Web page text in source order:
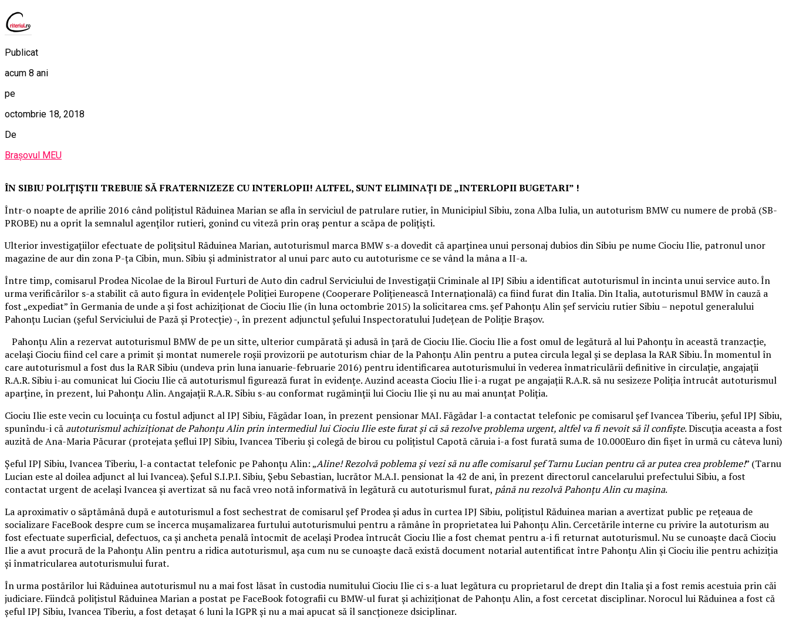
Publicat
acum 8 ani
pe
octombrie 18, 2018
De
Brașovul MEU
ÎN SIBIU POLIȚIȘTII TREBUIE SĂ FRATERNIZEZE CU INTERLOPII! ALTFEL, SUNT ELIMINAȚI DE „INTERLOPII BUGETARI” !
Într-o noapte de aprilie 2016 când polițistul Răduinea Marian se afla în serviciul de patrulare rutier, în Municipiul Sibiu, zona Alba Iulia, un autoturism BMW cu numere de probă (SB-
PROBE) nu a oprit la semnalul agenților rutieri, gonind cu viteză prin oraș pentur a scăpa de polițiști.
Ulterior investigațiilor efectuate de polițsitul Răduinea Marian, autoturismul marca BMW s-a dovedit că aparținea unui personaj dubios din Sibiu pe nume Ciociu Ilie, patronul unor
magazine de aur din zona P-ța Cibin, mun. Sibiu și administrator al unui parc auto cu autoturisme ce se vând la mâna a II-a.
Între timp, comisarul Prodea Nicolae de la Biroul Furturi de Auto din cadrul Serviciului de Investigații Criminale al IPJ Sibiu a identificat autoturismul în incinta unui service auto. În
urma verificărilor s-a stabilit că auto figura în evidențele Poliției Europene (Cooperare Polițienească Internațională) ca fiind furat din Italia. Din Italia, autoturismul BMW în cauză a
fost „expediat” în Germania de unde a și fost achiziționat de Ciociu Ilie (în luna octombrie 2015) la solicitarea cms. șef Pahonțu Alin șef serviciu rutier Sibiu – nepotul generalului
Pahonțu Lucian (șeful Serviciului de Pază și Protecție) -, în prezent adjunctul șefului Inspectoratului Județean de Poliție Brașov.
Pahonțu Alin a rezervat autoturismul BMW de pe un sitte, ulterior cumpărată și adusă în țară de Ciociu Ilie. Ciociu Ilie a fost omul de legătură al lui Pahonțu în această tranzacție,
același Ciociu fiind cel care a primit și montat numerele roșii provizorii pe autoturism chiar de la Pahonțu Alin pentru a putea circula legal și se deplasa la RAR Sibiu. În momentul în
care autoturismul a fost dus la RAR Sibiu (undeva prin luna ianuarie-februarie 2016) pentru identificarea autoturismului în vederea înmatriculării definitive în circulație, angajații
R.A.R. Sibiu i-au comunicat lui Ciociu Ilie că autoturismul figurează furat în evidențe. Auzind aceasta Ciociu Ilie i-a rugat pe angajații R.A.R. să nu sesizeze Poliția întrucât autoturismul
aparține, în prezent, lui Pahonțu Alin. Angajații R.A.R. Sibiu s-au conformat rugăminții lui Ciociu Ilie și nu au mai anunțat Poliția.
Ciociu Ilie este vecin cu locuința cu fostul adjunct al IPJ Sibiu, Făgădar Ioan, în prezent pensionar MAI. Făgădar l-a contactat telefonic pe comisarul șef Ivancea Tiberiu, șeful IPJ Sibiu,
spunîndu-i că autoturismul achiziționat de Pahonțu Alin prin intermediul lui Ciociu Ilie este furat și că să rezolve problema urgent, altfel va fi nevoit să îl confiște. Discuția aceasta a fost
auzită de Ana-Maria Păcurar (protejata șeflui IPJ Sibiu, Ivancea Tiberiu și colegă de birou cu polițistul Capotă căruia i-a fost furată suma de 10.000Euro din fișet în urmă cu câteva luni)
Șeful IPJ Sibiu, Ivancea Tiberiu, l-a contactat telefonic pe Pahonțu Alin: „Aline! Rezolvă poblema și vezi să nu afle comisarul șef Tarnu Lucian pentru că ar putea crea probleme!” (Tarnu
Lucian este al doilea adjunct al lui Ivancea). Șeful S.I.P.I. Sibiu, Șebu Sebastian, lucrător M.A.I. pensionat la 42 de ani, în prezent directorul cancelarului prefectului Sibiu, a fost
contactat urgent de același Ivancea și avertizat să nu facă vreo notă informativă în legătură cu autoturismul furat, până nu rezolvă Pahonțu Alin cu mașina.
La aproximativ o săptămână după e autoturismul a fost sechestrat de comisarul șef Prodea și adus în curtea IPJ Sibiu, polițistul Răduinea marian a avertizat public pe rețeaua de
socializare FaceBook despre cum se încerca mușamalizarea furtului autoturismului pentru a rămâne în proprietatea lui Pahonțu Alin. Cercetările interne cu privire la autoturism au
fost efectuate superficial, defectuos, ca și ancheta penală întocmit de același Prodea întrucât Ciociu Ilie a fost chemat pentru a-i fi returnat autoturismul. Nu se cunoaște dacă Ciociu
Ilie a avut procură de la Pahonțu Alin pentru a ridica autoturismul, așa cum nu se cunoaște dacă există document notarial autentificat între Pahonțu Alin și Ciociu ilie pentru achiziția
și înmatricularea autoturismului furat.
În urma postărilor lui Răduinea autoturismul nu a mai fost lăsat în custodia numitului Ciociu Ilie ci s-a luat legătura cu proprietarul de drept din Italia și a fost remis acestuia prin căi
judiciare. Fiindcă polițistul Răduinea Marian a postat pe FaceBook fotografii cu BMW-ul furat și achiziționat de Pahonțu Alin, a fost cercetat disciplinar. Norocul lui Răduinea a fost că
șeful IPJ Sibiu, Ivancea Tiberiu, a fost detașat 6 luni la IGPR și nu a mai apucat să îl sancționeze dsiciplinar.